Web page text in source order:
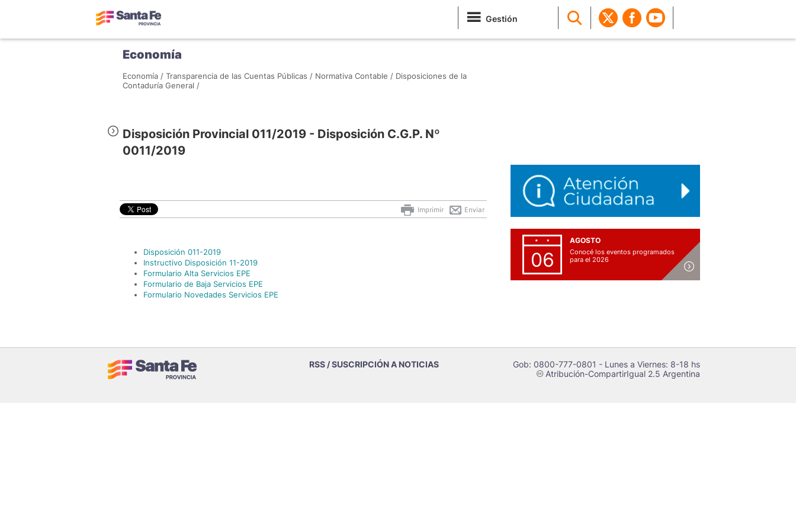
Gestión
Economía
Economía / Transparencia de las Cuentas Públicas / Normativa Contable / Disposiciones de la
Contaduría General /
Disposición Provincial 011/2019 - Disposición C.G.P. Nº
0011/2019
Enviar
Imprimir
Disposición 011-2019
Instructivo Disposición 11-2019
Formulario Alta Servicios EPE
Formulario de Baja Servicios EPE
Formulario Novedades Servicios EPE
06
AGOSTO
Conocé los eventos programados
para el 2026
RSS / SUSCRIPCIÓN A NOTICIAS Gob: 0800-777-0801 - Lunes a Viernes: 8-18 hs
cAtribución-CompartirIgual 2.5 Argentina